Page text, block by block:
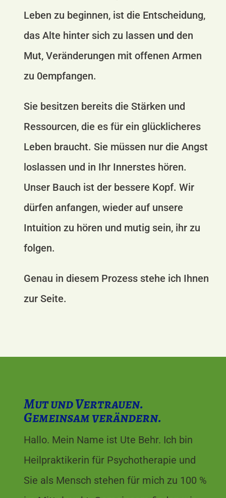
Leben zu beginnen, ist die Entscheidung,
das Alte hinter sich zu lassen und den
Mut, Veränderungen mit offenen Armen
zu 0empfangen.
Sie besitzen bereits die Stärken und
Ressourcen, die es für ein glücklicheres
Leben braucht. Sie müssen nur die Angst
loslassen und in Ihr Innerstes hören.
Unser Bauch ist der bessere Kopf. Wir
dürfen anfangen, wieder auf unsere
Intuition zu hören und mutig sein, ihr zu
folgen.
Genau in diesem Prozess stehe ich Ihnen
zur Seite.
Mut und Vertrauen.
Gemeinsam verändern.
Hallo. Mein Name ist Ute Behr. Ich bin
Heilpraktikerin für Psychotherapie und
Sie als Mensch stehen für mich zu 100 %